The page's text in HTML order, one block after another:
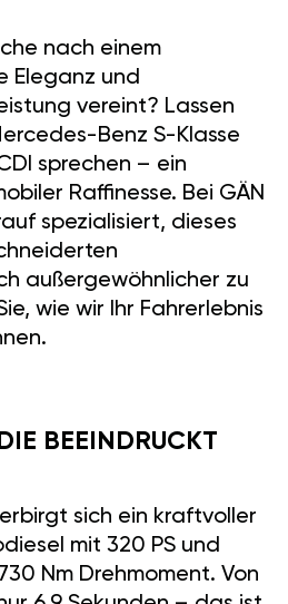
nach einem
Eleganz und
vereint? Lassen
Benz S-Klasse
sprechen – ein
Raffinesse. Bei GÄN
spezialisiert, dieses
außergewöhnlicher zu
wie wir Ihr Fahrerlebnis
BEEINDRUCKT
sich ein kraftvoller
mit 320 PS und
Nm Drehmoment. Von